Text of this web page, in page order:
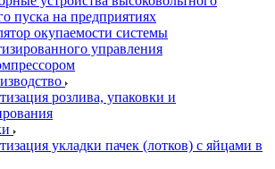
пуска на предприятиях
окупаемости системы
управления
розлива, упаковки и
укладки пачек (лотков) с яйцами в